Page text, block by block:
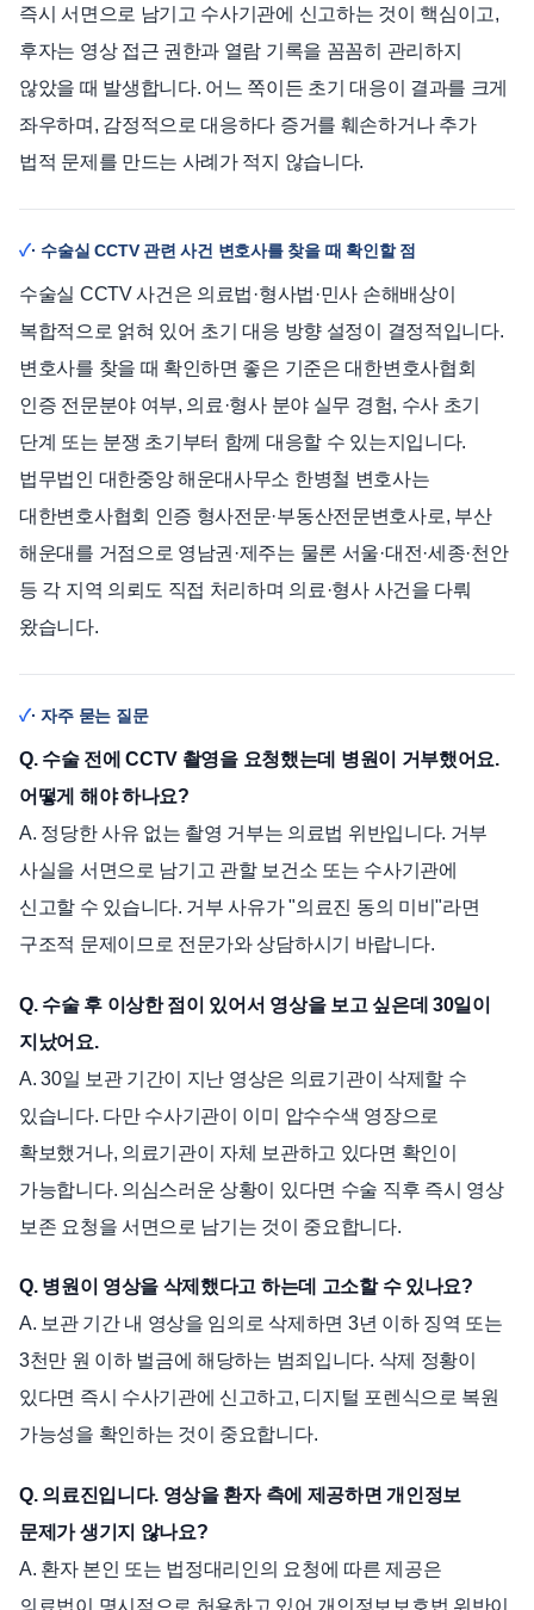
즉시 서면으로 남기고 수사기관에 신고하는 것이 핵심이고,
후자는 영상 접근 권한과 열람 기록을 꼼꼼히 관리하지
않았을 때 발생합니다. 어느 쪽이든 초기 대응이 결과를 크게
좌우하며, 감정적으로 대응하다 증거를 훼손하거나 추가
법적 문제를 만드는 사례가 적지 않습니다.
· 수술실 CCTV 관련 사건 변호사를 찾을 때 확인할 점
수술실 CCTV 사건은 의료법·형사법·민사 손해배상이
복합적으로 얽혀 있어 초기 대응 방향 설정이 결정적입니다.
변호사를 찾을 때 확인하면 좋은 기준은 대한변호사협회
인증 전문분야 여부, 의료·형사 분야 실무 경험, 수사 초기
단계 또는 분쟁 초기부터 함께 대응할 수 있는지입니다.
법무법인 대한중앙 해운대사무소 한병철 변호사는
대한변호사협회 인증 형사전문·부동산전문변호사로, 부산
해운대를 거점으로 영남권·제주는 물론 서울·대전·세종·천안
등 각 지역 의뢰도 직접 처리하며 의료·형사 사건을 다뤄
왔습니다.
· 자주 묻는 질문
Q. 수술 전에 CCTV 촬영을 요청했는데 병원이 거부했어요.
어떻게 해야 하나요?
A. 정당한 사유 없는 촬영 거부는 의료법 위반입니다. 거부
사실을 서면으로 남기고 관할 보건소 또는 수사기관에
신고할 수 있습니다. 거부 사유가 "의료진 동의 미비"라면
구조적 문제이므로 전문가와 상담하시기 바랍니다.
Q. 수술 후 이상한 점이 있어서 영상을 보고 싶은데 30일이
지났어요.
A. 30일 보관 기간이 지난 영상은 의료기관이 삭제할 수
있습니다. 다만 수사기관이 이미 압수수색 영장으로
확보했거나, 의료기관이 자체 보관하고 있다면 확인이
가능합니다. 의심스러운 상황이 있다면 수술 직후 즉시 영상
보존 요청을 서면으로 남기는 것이 중요합니다.
Q. 병원이 영상을 삭제했다고 하는데 고소할 수 있나요?
A. 보관 기간 내 영상을 임의로 삭제하면 3년 이하 징역 또는
3천만 원 이하 벌금에 해당하는 범죄입니다. 삭제 정황이
있다면 즉시 수사기관에 신고하고, 디지털 포렌식으로 복원
가능성을 확인하는 것이 중요합니다.
Q. 의료진입니다. 영상을 환자 측에 제공하면 개인정보
문제가 생기지 않나요?
A. 환자 본인 또는 법정대리인의 요청에 따른 제공은
의료법이 명시적으로 허용하고 있어 개인정보보호법 위반이